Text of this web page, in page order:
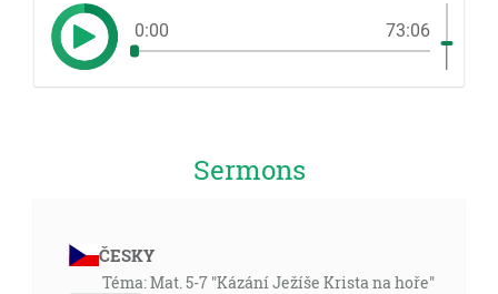
0:00 73:06
Sermons
ČESKY
Téma: Mat. 5-7 "Kázání Ježíše Krista na hoře"